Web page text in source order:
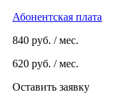
Абонентская плата
840 руб. / мес.
620 руб. / мес.
Оставить заявку